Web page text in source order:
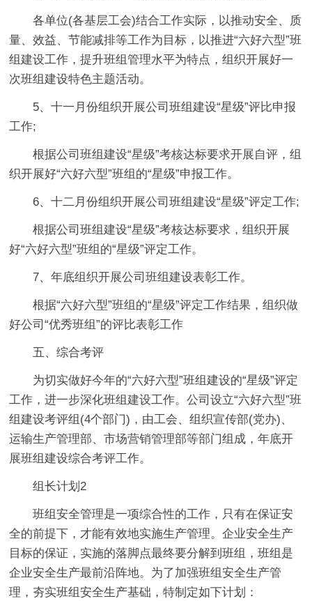
各单位(各基层工会)结合工作实际，以推动安全、质
量、效益、节能减排等工作为目标，以推进“六好六型”班
组建设工作，提升班组管理水平为特点，组织开展好一
次班组建设特色主题活动。
5、十一月份组织开展公司班组建设“星级”评比申报
工作;
根据公司班组建设“星级”考核达标要求开展自评，组
织开展好“六好六型”班组的“星级”申报工作。
6、十二月份组织开展公司班组建设“星级”评定工作;
根据公司班组建设“星级”考核达标要求，组织开展
好“六好六型”班组的“星级”评定工作。
7、年底组织开展公司班组建设表彰工作。
根据“六好六型”班组的“星级”评定工作结果，组织做
好公司“优秀班组”的评比表彰工作
五、综合考评
为切实做好今年的“六好六型”班组建设的“星级”评定
工作，进一步深化班组建设工作。公司设立“六好六型”班
组建设考评组(4个部门)，由工会、组织宣传部(党办)、
运输生产管理部、市场营销管理部等部门组成，年底开
展班组建设综合考评工作。
组长计划2
班组安全管理是一项综合性的工作，只有在保证安
全的前提下，才能有效地实施生产管理。企业安全生产
目标的保证，实施的落脚点最终要分解到班组，班组是
企业安全生产最前沿阵地。为了加强班组安全生产管
理，夯实班组安全生产基础，特制定如下计划：